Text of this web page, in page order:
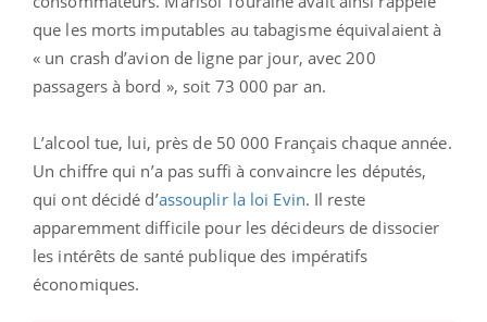
que les morts imputables au tabagisme équivalaient à
« un crash d’avion de ligne par jour, avec 200
passagers à bord », soit 73 000 par an.
L’alcool tue, lui, près de 50 000 Français chaque année.
Un chiffre qui n’a pas suffi à convaincre les députés,
qui ont décidé d’assouplir la loi Evin. Il reste
apparemment difficile pour les décideurs de dissocier
les intérêts de santé publique des impératifs
économiques.